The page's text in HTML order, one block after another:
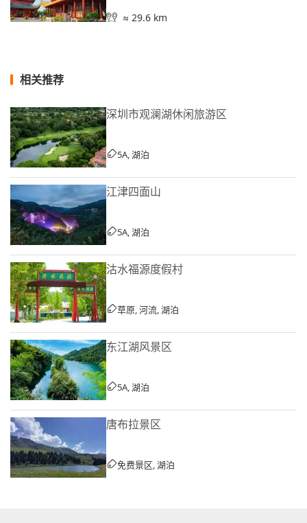
≈ 29.6 km
相关推荐
深圳市观澜湖休闲旅游区
5A, 湖泊
江津四面山
5A, 湖泊
沽水福源度假村
草原, 河流, 湖泊
东江湖风景区
5A, 湖泊
唐布拉景区
免费景区, 湖泊